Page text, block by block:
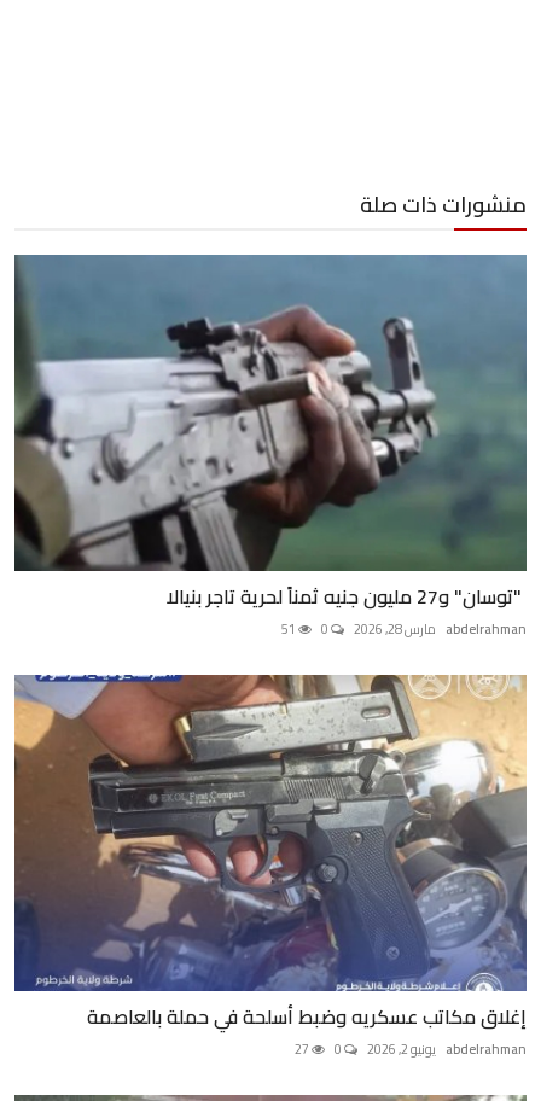
منشورات ذات صلة
"توسان" و27 مليون جنيه ثمناً لحرية تاجر بنيالا
abdelrahman مارس 28, 2026
إغلاق مكاتب عسكريه وضبط أسلحة في حملة بالعاصمة
abdelrahman يونيو 2, 2026